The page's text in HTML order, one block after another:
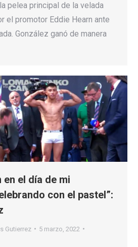
pelea principal de la velada
el promotor Eddie Hearn ante
González ganó de manera
en el día de mi
con el pastel”:
Gutierrez
5 marzo, 2022